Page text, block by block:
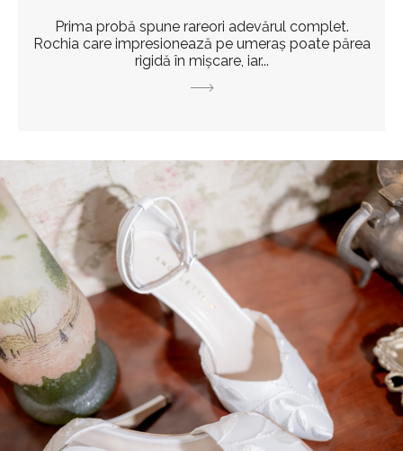
Prima probă spune rareori adevărul complet.
Rochia care impresionează pe umeraș poate părea
rigidă în mișcare, iar...